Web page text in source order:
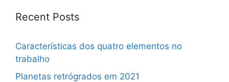
Recent Posts
Características dos quatro elementos no
trabalho
Planetas retrógrados em 2021